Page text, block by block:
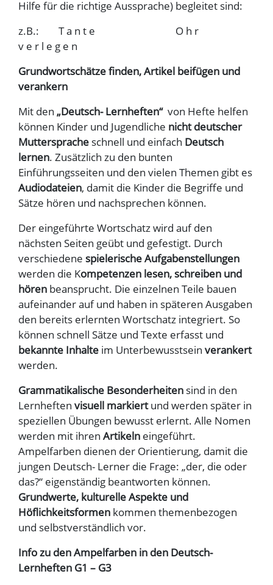
Hilfe für die richtige Aussprache) begleitet sind:
z.B.: T a n t e O h r
v e r l e g e n
Grundwortschätze finden, Artikel beifügen und
verankern
Mit den „Deutsch- Lernheften“von Hefte helfen
können Kinder und Jugendliche nicht deutscher
Muttersprache schnell und einfach Deutsch
lernen. Zusätzlich zu den bunten
Einführungsseiten und den vielen Themen gibt es
Audiodateien, damit die Kinder die Begriffe und
Sätze hören und nachsprechen können.
Der eingeführte Wortschatz wird auf den
nächsten Seiten geübt und gefestigt. Durch
verschiedene spielerische Aufgabenstellungen
werden die Kompetenzen lesen, schreiben und
hören beansprucht. Die einzelnen Teile bauen
aufeinander auf und haben in späteren Ausgaben
den bereits erlernten Wortschatz integriert. So
können schnell Sätze und Texte erfasst und
bekannte Inhalte im Unterbewusstsein verankert
werden.
Grammatikalische Besonderheiten sind in den
Lernheften visuell markiertund werden später in
speziellen Übungen bewusst erlernt. Alle Nomen
werden mit ihren Artikeln eingeführt.
Ampelfarben dienen der Orientierung, damit die
jungen Deutsch- Lerner die Frage: „der, die oder
das?“ eigenständig beantworten können.
Grundwerte, kulturelle Aspekte und
Höflichkeitsformen kommen themenbezogen
und selbstverständlich vor.
Info zu den Ampelfarben in den Deutsch-
Lernheften G1 – G3